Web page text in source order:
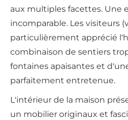
aux multiples facettes. Une
incomparable. Les visiteurs
particulièrement apprécié
combinaison de sentiers
fontaines apaisantes et
parfaitement entretenue.
L'intérieur de la maison
un mobilier originaux et